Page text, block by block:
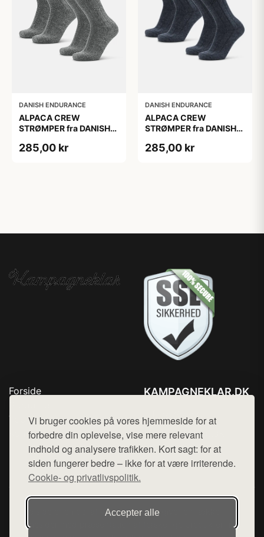
Vi bruger cookies på vores hjemmeside for at
forbedre din oplevelse, vise mere relevant
indhold og analysere trafikken. Kort sagt: for at
siden fungerer bedre – ikke for at være irriterende.
Cookie- og privatlivspolitik.
Accepter alle
DANISH ENDURANCE
ALPACA CREW
STRØMPER fra DANISH
38, Varm og åndbar
285,00 kr
DANISH ENDURANCE
ALPACA CREW
STRØMPER fra DANISH
38, Varm og åndbar
285,00 kr
Forside
Top Rabatter
Kontakt
KAMPAGNEKLAR.DK
Mail: hej@want.dk
Cookie- og privatlivspolitik
Denne side er en del af want.dk, der udgiver en række
hjemmesider med præsentation af forskellige produkter fra